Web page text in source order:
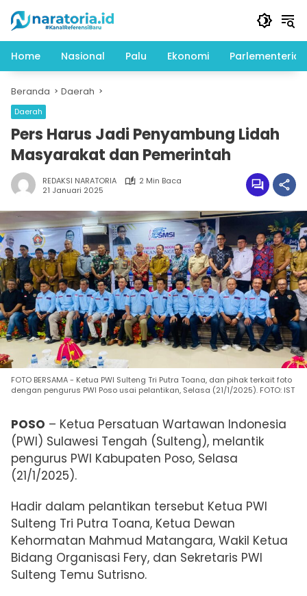
konten
Home
Nasional Palu Ekonomi Parlementeria
Beranda Daerah
Daerah
Pers Harus Jadi Penyambung Lidah
Masyarakat dan Pemerintah
REDAKSI NARATORIA
2 Min Baca
21 Januari 2025
FOTO BERSAMA - Ketua PWI Sulteng Tri Putra Toana, dan pihak terkait foto
dengan pengurus PWI Poso usai pelantikan, Selasa (21/1/2025). FOTO: IST
POSO – Ketua Persatuan Wartawan Indonesia
(PWI) Sulawesi Tengah (Sulteng), melantik
pengurus PWI Kabupaten Poso, Selasa
(21/1/2025).
Hadir dalam pelantikan tersebut Ketua PWI
Sulteng Tri Putra Toana, Ketua Dewan
Kehormatan Mahmud Matangara, Wakil Ketua
Bidang Organisasi Fery, dan Sekretaris PWI
Sulteng Temu Sutrisno.